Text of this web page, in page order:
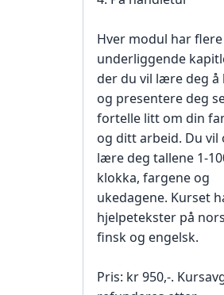
Hver modul har flere
underliggende
der du vil lære deg å
og presentere deg
fortelle litt om din
og ditt arbeid. Du vil
lære deg tallene 1-
klokka, fargene og
ukedagene. Kurset
hjelpetekster på
finsk og engelsk.
Pris: kr 950,-.